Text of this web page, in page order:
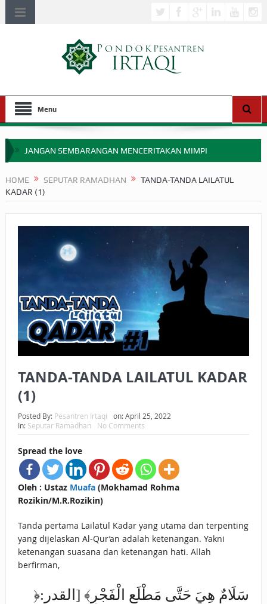
Menu
JANGAN SEMBARANGAN MENCERITAKAN MIMPI
MIMPI YANG DIABAIKAN MENJELANG PERANG BADAR
SEBELUM TIBA SAAT WAJIB?
HAKIKAT NIKMAT DI DUNIA!
BAGAIMANA CARA MEMBAYAR ZAKAT UANG?
UANG HARAM BISA MENJADI HALAL JIKA SEBAB
KEPEMILIKANNYA BERUBAH
ISTIDLAL BATIL VS ISTIDLAL SYAR’I
BAHASA CINTA KARENA ALLAH
HUKUM MEMBAYAR ZAKAT DENGAN CARA MENGANGSUR
HUKUM MEMBAYAR ZAKAT KEPADA KERABAT SENDIRI
HOME SEPUTAR RAMADHAN
TANDA-TANDA LAILATUL
KADAR (1)
TANDA-TANDA LAILATUL KADAR
(1)
Posted By: Pesantren Irtaqi on:April 25, 2022
In: Seputar Ramadhan No Comments
Spread the love
Oleh : Ustaz Muafa(Mokhamad Rohma
Rozikin/M.R.Rozikin)
Tanda pertama Lailatul Kadar yang utama dan terpenting
yang dijelaskan Al-Qur’an adalah ketenangan. Yakni
ketenangan suasana dan ketenangan hati. Allah
berfirman,
﴿سَلَامٌ هِيَ حَتَّى مَطْلَعِ الْفَجْرِ﴾ [القدر: